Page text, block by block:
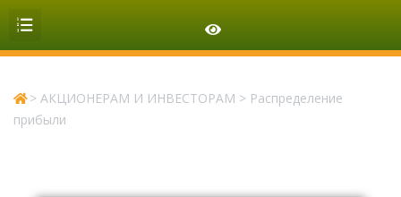
> АКЦИОНЕРАМ И ИНВЕСТОРАМ > Распределение
прибыли